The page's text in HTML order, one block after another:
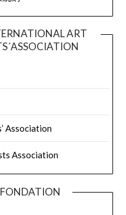
ART
Association
Association